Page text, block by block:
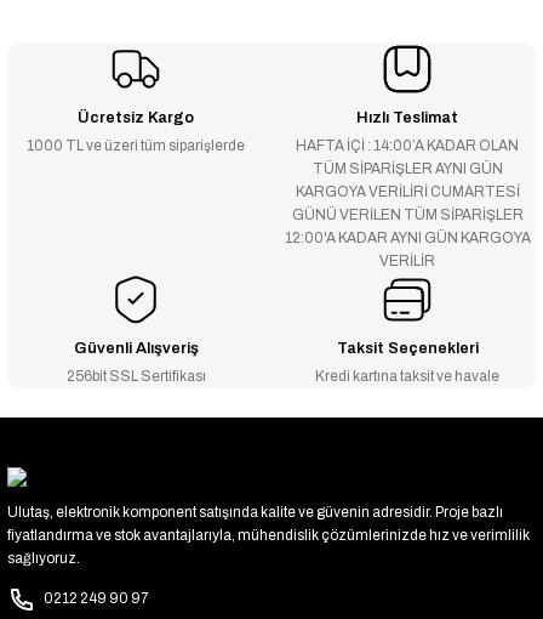
Ücretsiz Kargo
1000 TL ve üzeri tüm siparişlerde
Hızlı Teslimat
HAFTA İÇİ : 14:00’A KADAR OLAN
TÜM SİPARİŞLER AYNI GÜN
KARGOYA VERİLİRİ CUMARTESİ
GÜNÜ VERİLEN TÜM SİPARİŞLER
12:00'A KADAR AYNI GÜN KARGOYA
VERİLİR
Güvenli Alışveriş
256bit SSL Sertifikası
Taksit Seçenekleri
Kredi kartına taksit ve havale
Ulutaş, elektronik komponent satışında kalite ve güvenin adresidir. Proje bazlı
fiyatlandırma ve stok avantajlarıyla, mühendislik çözümlerinizde hız ve verimlilik
sağlıyoruz.
0212 249 90 97